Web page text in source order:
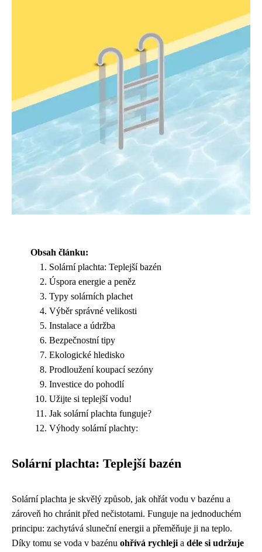
Obsah článku:
Solární plachta: Teplejší bazén
Úspora energie a peněz
Typy solárních plachet
Výběr správné velikosti
Instalace a údržba
Bezpečnostní tipy
Ekologické hledisko
Prodloužení koupací sezóny
Investice do pohodlí
Užijte si teplejší vodu!
Jak solární plachta funguje?
Výhody solární plachty:
Solární plachta: Teplejší bazén
Solární plachta je skvělý způsob, jak ohřát vodu v bazénu a
zároveň ho chránit před nečistotami. Funguje na jednoduchém
principu: zachytává sluneční energii a přeměňuje ji na teplo.
Díky tomu se voda v bazénu ohřívá rychleji a déle si udržuje